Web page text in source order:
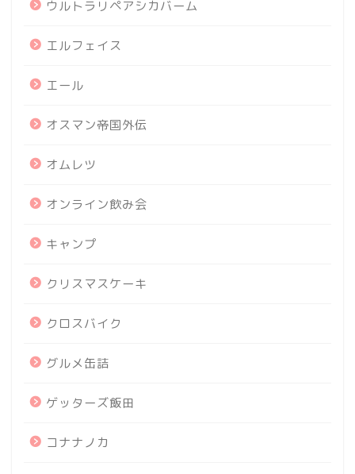
ウルトラリペアシカバーム
エルフェイス
エール
オスマン帝国外伝
オムレツ
オンライン飲み会
キャンプ
クリスマスケーキ
クロスバイク
グルメ缶詰
ゲッターズ飯田
コナナノカ